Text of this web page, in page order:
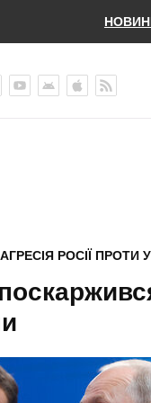
АГРЕСІЯ РОСІЇ ПРОТИ